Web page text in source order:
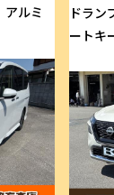
ルミ
ドラ
ートキ